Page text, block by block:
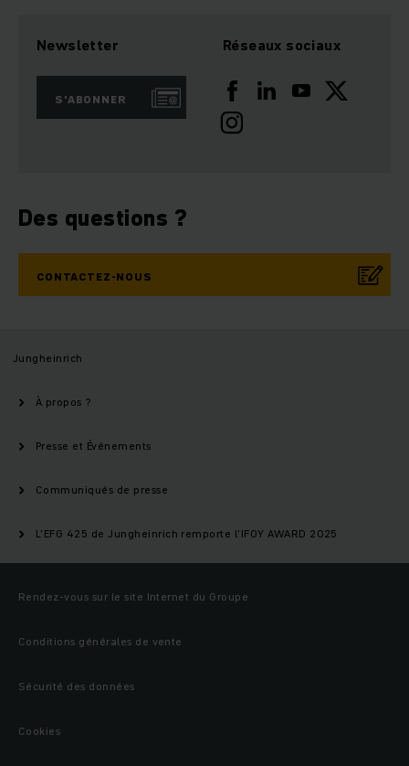
Newsletter
S'ABONNER
Réseaux sociaux
Des questions ?
CONTACTEZ-NOUS
Jungheinrich
À propos ?
Presse et Événements
Communiqués de presse
L’EFG 425 de Jungheinrich remporte l’IFOY AWARD 2025
Rendez-vous sur le site Internet du Groupe
Conditions générales de vente
Sécurité des données
Cookies